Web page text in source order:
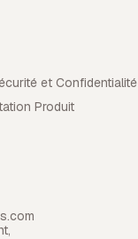
et Confidentialité
Produit